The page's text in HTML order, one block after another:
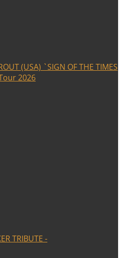
(USA) `SIGN OF THE TIMES
2026
TRIBUTE -